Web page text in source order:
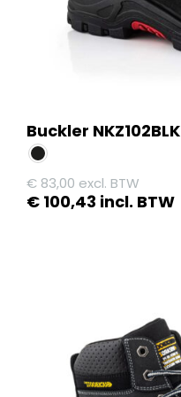
productpagina
Buckler NKZ102BLK
€ 83,00 excl. BTW
€ 100,43 incl. BTW